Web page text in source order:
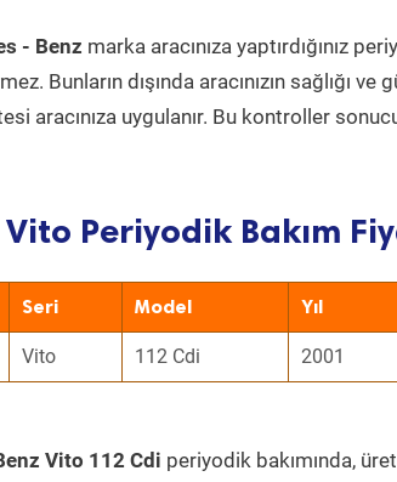
- Benz marka aracınıza yaptırdığınız
Bunların dışında aracınızın sağlığı
aracınıza uygulanır. Bu kontroller
Periyodik Bakım
Seri Model Yıl
Vito 112 Cdi 2001
Vito 112 Cdi periyodik bakımında,